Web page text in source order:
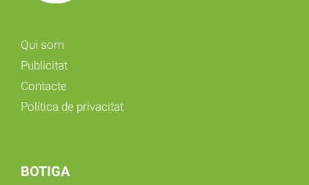
Qui som
Publicitat
Contacte
Política de privacitat
BOTIGA